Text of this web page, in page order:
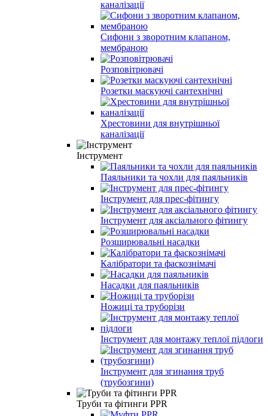
каналізації
Сифони з зворотним клапаном,
мембраною
Розповітрювачі
Розетки маскуючі сантехнічні
Хрестовини для внутрішньої
каналізації
Інструмент
Паяльники та чохли для паяльників
Інструмент для прес-фітингу
Інструмент для аксіального фітингу
Розширювальні насадки
Калібратори та фаскознімачі
Насадки для паяльників
Ножиці та труборізи
Інструмент для монтажу теплої підлоги
Інструмент для згинання труб
(трубозгини)
Труби та фітинги PPR